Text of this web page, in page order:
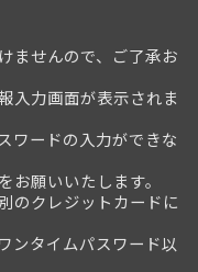
ませんので、ご了承お
力画面が表示されま
ードの入力ができな
願いいたします。
クレジットカードに
タイムパスワード以